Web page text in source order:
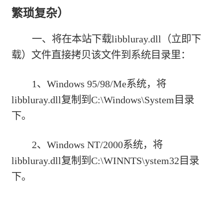
繁琐复杂）
一、将在本站下载libbluray.dll（立即下
载） 文件直接拷贝该文件到系统目录里：
1、Windows 95/98/Me系统，将
libbluray.dll复制到C:\Windows\System目录
下。
2、Windows NT/2000系统，将
libbluray.dll复制到C:\WINNTS\ystem32目录
下。